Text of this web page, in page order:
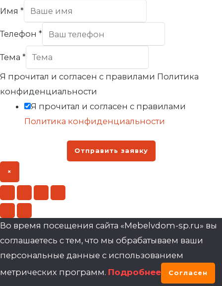
Имя *
Телефон *
Тема *
Я прочитал и согласен с правилами Политика
конфиденциальности
Я прочитал и согласен с правилами
Политика конфиденциальности
Отправить заявку
×
Во время посещения сайта «Mebelvdom-sp.ru» вы
соглашаетесь с тем, что мы обрабатываем ваши
персональные данные с использованием
метрических программ. Подробнее Согласен